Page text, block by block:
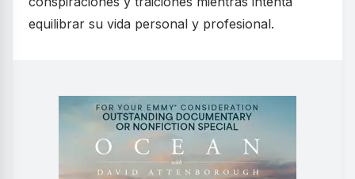
equilibrar su vida personal y profesional.